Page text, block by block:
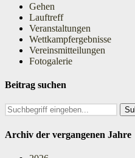
Gehen
Lauftreff
Veranstaltungen
Wettkampfergebnisse
Vereinsmitteilungen
Fotogalerie
Beitrag suchen
Search
Archiv der vergangenen Jahre